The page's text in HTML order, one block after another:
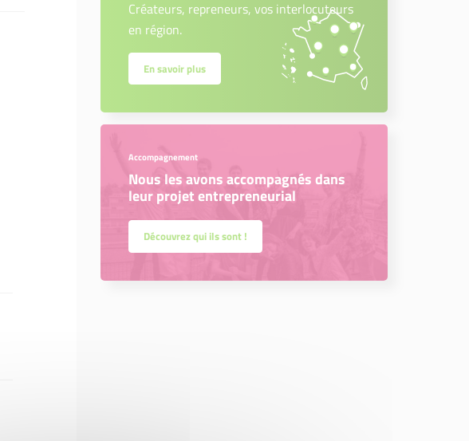
Créateurs, repreneurs, vos interlocuteurs
en région.
En savoir plus
Accompagnement
Nous les avons accompagnés dans
leur projet entrepreneurial
Découvrez qui ils sont !